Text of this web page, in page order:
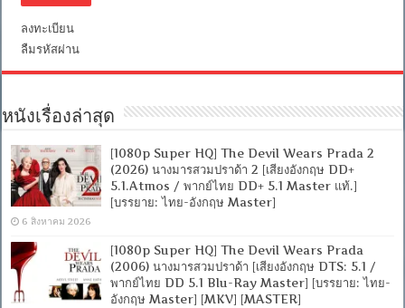
ลงทะเบียน
ลืมรหัสผ่าน
หนังเรื่องล่าสุด
[1080p Super HQ] The Devil Wears Prada 2
(2026) นางมารสวมปราด้า 2 [เสียงอังกฤษ DD+
5.1.Atmos / พากย์ไทย DD+ 5.1 Master แท้.]
[บรรยาย: ไทย-อังกฤษ Master]
6 สิงหาคม 2026
[1080p Super HQ] The Devil Wears Prada
(2006) นางมารสวมปราด้า [เสียงอังกฤษ DTS: 5.1 /
พากย์ไทย DD 5.1 Blu-Ray Master] [บรรยาย: ไทย-
อังกฤษ Master] [MKV] [MASTER]